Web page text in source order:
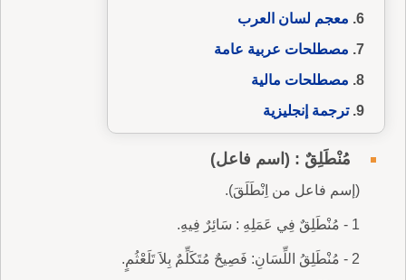
معجم لسان العرب
مصطلحات عربية عامة
مصطلحات مالية
ترجمة إنجليزية
مُنْطَلِقٌ : (اسم فاعل)
(إسم فاعل من اِنْطَلَقَ).
1 - مُنْطَلِقٌ فِي عَمَلِهِ : سَائِرٌ فِيهِ.
2 - مُنْطَلِقُ اللِّسَانِ: فَصِيحٌ مُتَكَلِّمٌ بِلاَ تَلَعْثُمٍ.